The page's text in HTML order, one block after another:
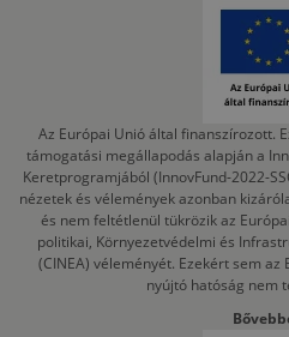
Az Európai Unió által finanszírozott.
támogatási megállapodás alapján a
Keretprogramjából (InnovFund-2022-
nézetek és vélemények azonban
és nem feltétlenül tükrözik az
politikai, Környezetvédelmi és
(CINEA) véleményét. Ezekért sem
nyújtó hatóság nem